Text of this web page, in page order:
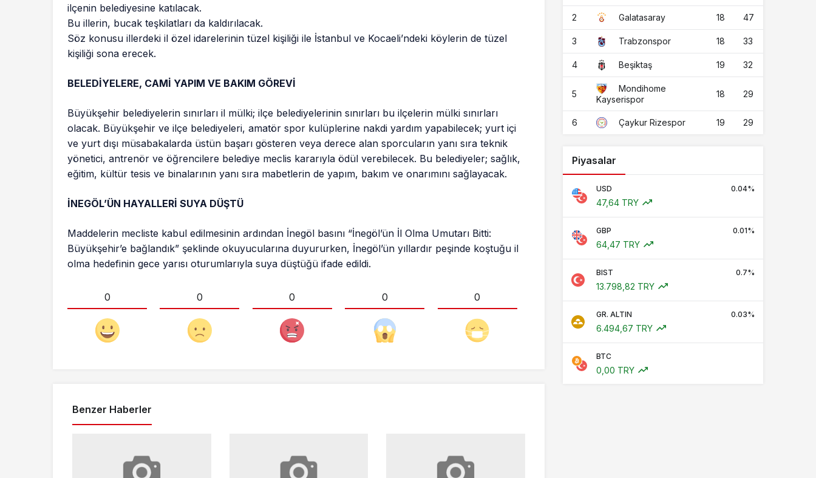
ilçenin belediyesine katılacak.
Bu illerin, bucak teşkilatları da kaldırılacak.
Söz konusu illerdeki il özel idarelerinin tüzel kişiliği ile İstanbul ve Kocaeli’ndeki köylerin de tüzel
kişiliği sona erecek.
BELEDİYELERE, CAMİ YAPIM VE BAKIM GÖREVİ
Büyükşehir belediyelerin sınırları il mülki; ilçe belediyelerinin sınırları bu ilçelerin mülki sınırları
olacak. Büyükşehir ve ilçe belediyeleri, amatör spor kulüplerine nakdi yardım yapabilecek; yurt içi
ve yurt dışı müsabakalarda üstün başarı gösteren veya derece alan sporcuların yanı sıra teknik
yönetici, antrenör ve öğrencilere belediye meclis kararıyla ödül verebilecek. Bu belediyeler; sağlık,
eğitim, kültür tesis ve binalarının yanı sıra mabetlerin de yapım, bakım ve onarımını sağlayacak.
İNEGÖL’ÜN HAYALLERİ SUYA DÜŞTÜ
Maddelerin mecliste kabul edilmesinin ardından İnegöl basını “İnegöl’ün İl Olma Umutarı Bitti:
Büyükşehir’e bağlandık” şeklinde okuyucularına duyururken, İnegöl’ün yıllardır peşinde koştuğu il
olma hedefinin gece yarısı oturumlarıyla suya düştüğü ifade edildi.
0 0 0 0 0
Benzer Haberler
2 Galatasaray 18 47
3 Trabzonspor 18 33
4 Beşiktaş 19 32
5
Mondihome
Kayserispor
18 29
6 Çaykur Rizespor 19 29
Piyasalar
USD 0.04%
47,64 TRY
GBP 0.01%
64,47 TRY
BIST 0.7%
13.798,82 TRY
GR. ALTIN 0.03%
6.494,67 TRY
BTC
0,00 TRY